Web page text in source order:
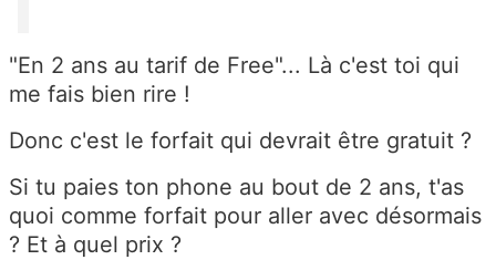
"En 2 ans au tarif de Free"... Là c'est toi qui
me fais bien rire !
Donc c'est le forfait qui devrait être gratuit ?
Si tu paies ton phone au bout de 2 ans, t'as
quoi comme forfait pour aller avec désormais
? Et à quel prix ?